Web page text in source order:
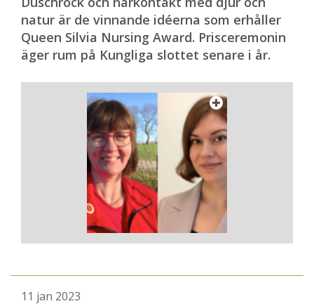
natur är de vinnande idéerna som erhåller
Queen Silvia Nursing Award. Prisceremonin
äger rum på Kungliga slottet senare i år.
11 jan 2023